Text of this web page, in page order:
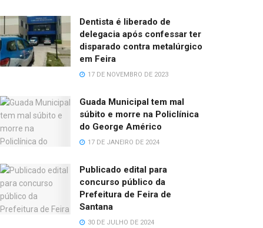
Dentista é liberado de
delegacia após confessar ter
disparado contra metalúrgico
em Feira
17 DE NOVEMBRO DE 2023
Guada Municipal tem mal
súbito e morre na Policlínica
do George Américo
17 DE JANEIRO DE 2024
Publicado edital para
concurso público da
Prefeitura de Feira de
Santana
30 DE JULHO DE 2024